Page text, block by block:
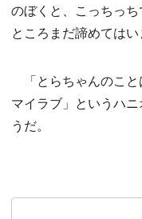
のぼくと、こっちっ
ところまだ諦めてはい
「とらちゃんのこと
マイラブ」というハ
うだ。